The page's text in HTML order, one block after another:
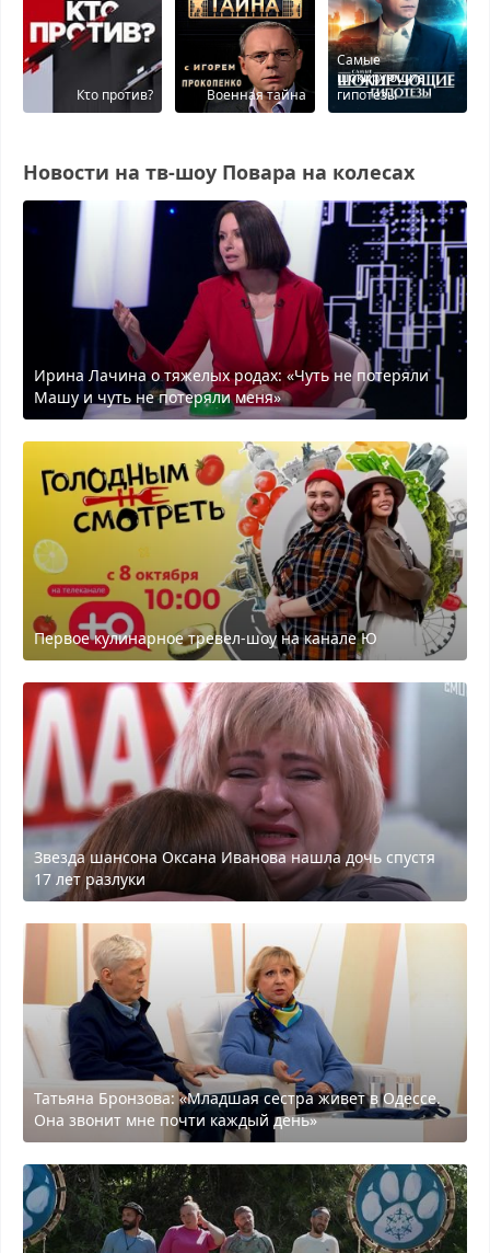
Кτо против? Военная тайна
Самые
шокирующие
гипотезы
Новости на тв-шоу Повара на колесах
Ирина Лачина о тяжелых родах: «Чуть не потеряли
Машу и чуть не потеряли меня»
Первое кулинарное тревел-шоу на канале Ю
Звезда шансона Оксана Иванова нашла дочь спустя
17 лет разлуки
Татьяна Бронзова: «Младшая сестра живет в Одессе.
Она звонит мне почти каждый день»